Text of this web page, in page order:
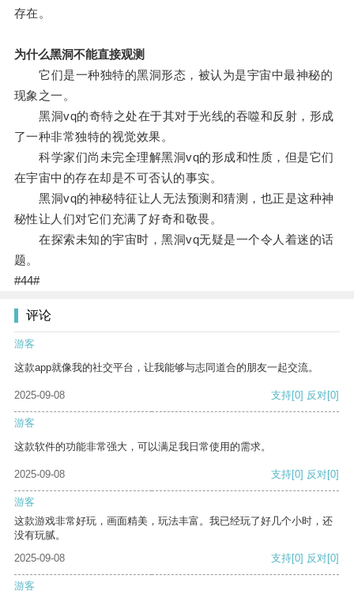
存在。
为什么黑洞不能直接观测
它们是一种独特的黑洞形态，被认为是宇宙中最神秘的
现象之一。
黑洞vq的奇特之处在于其对于光线的吞噬和反射，形成
了一种非常独特的视觉效果。
科学家们尚未完全理解黑洞vq的形成和性质，但是它们
在宇宙中的存在却是不可否认的事实。
黑洞vq的神秘特征让人无法预测和猜测，也正是这种神
秘性让人们对它们充满了好奇和敬畏。
在探索未知的宇宙时，黑洞vq无疑是一个令人着迷的话
题。
#44#
评论
游客
这款app就像我的社交平台，让我能够与志同道合的朋友一起交流。
2025-09-08 支持[0] 反对[0]
游客
这款软件的功能非常强大，可以满足我日常使用的需求。
2025-09-08 支持[0] 反对[0]
游客
这款游戏非常好玩，画面精美，玩法丰富。我已经玩了好几个小时，还
没有玩腻。
2025-09-08
支持[0] 反对[0]
游客